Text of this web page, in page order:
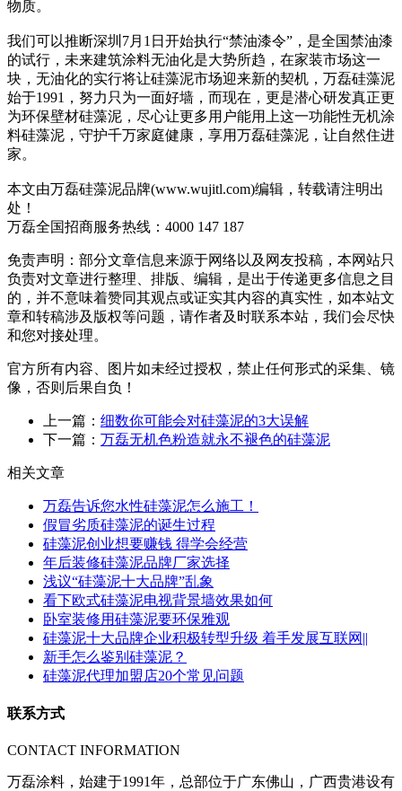
物质。
我们可以推断深圳7月1日开始执行“禁油漆令”，是全国禁油漆
的试行，未来建筑涂料无油化是大势所趋，在家装市场这一
块，无油化的实行将让硅藻泥市场迎来新的契机，万磊硅藻泥
始于1991，努力只为一面好墙，而现在，更是潜心研发真正更
为环保壁材硅藻泥，尽心让更多用户能用上这一功能性无机涂
料硅藻泥，守护千万家庭健康，享用万磊硅藻泥，让自然住进
家。
本文由万磊硅藻泥品牌(www.wujitl.com)编辑，转载请注明出
处！
万磊全国招商服务热线： 4000 147 187
免责声明：部分文章信息来源于网络以及网友投稿，本网站只
负责对文章进行整理、排版、编辑，是出于传递更多信息之目
的，并不意味着赞同其观点或证实其内容的真实性，如本站文
章和转稿涉及版权等问题，请作者及时联系本站，我们会尽快
和您对接处理。
官方所有内容、图片如未经过授权，禁止任何形式的采集、镜
像，否则后果自负！
上一篇： 细数你可能会对硅藻泥的3大误解
下一篇： 万磊无机色粉造就永不褪色的硅藻泥
相关文章
万磊告诉您水性硅藻泥怎么施工！
假冒劣质硅藻泥的诞生过程
硅藻泥创业想要赚钱 得学会经营
年后装修硅藻泥品牌厂家选择
浅议“硅藻泥十大品牌”乱象
看下欧式硅藻泥电视背景墙效果如何
卧室装修用硅藻泥要环保雅观
硅藻泥十大品牌企业积极转型升级 着手发展互联网||
新手怎么鉴别硅藻泥？
硅藻泥代理加盟店20个常见问题
联系方式
CONTACT INFORMATION
万磊涂料，始建于1991年，总部位于广东佛山，广西贵港设有